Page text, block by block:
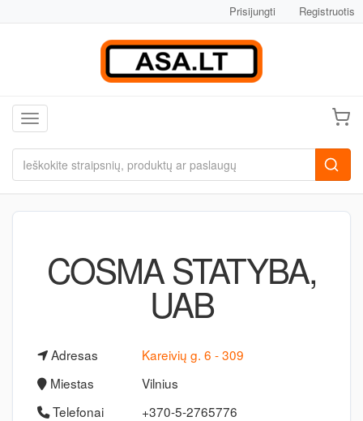
Prisijungti Registruotis
Toggle navigation
COSMA STATYBA,
UAB
Adresas
Kareivių g. 6 - 309
Miestas
Vilnius
Telefonai
+370-5-2765776